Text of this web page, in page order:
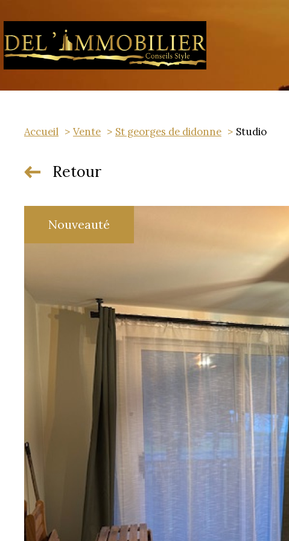
Accueil Vente St georges de didonne Studio
Retour
Nouveauté